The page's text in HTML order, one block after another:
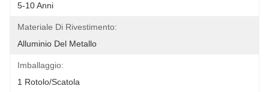
5-10 Anni
Materiale Di Rivestimento:
Alluminio Del Metallo
Imballaggio:
1 Rotolo/scatola